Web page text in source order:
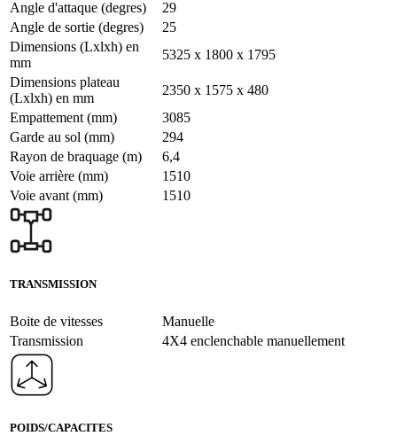
Angle d'attaque (degres)
29
Angle de sortie (degres)
25
Dimensions (Lxlxh) en
mm
5325 x 1800 x 1795
Dimensions plateau
(Lxlxh) en mm
2350 x 1575 x 480
Empattement (mm)
3085
Garde au sol (mm)
294
Rayon de braquage (m)
6,4
Voie arrière (mm)
1510
Voie avant (mm)
1510
TRANSMISSION
Boite de vitesses
Manuelle
Transmission
4X4 enclenchable manuellement
POIDS/CAPACITES